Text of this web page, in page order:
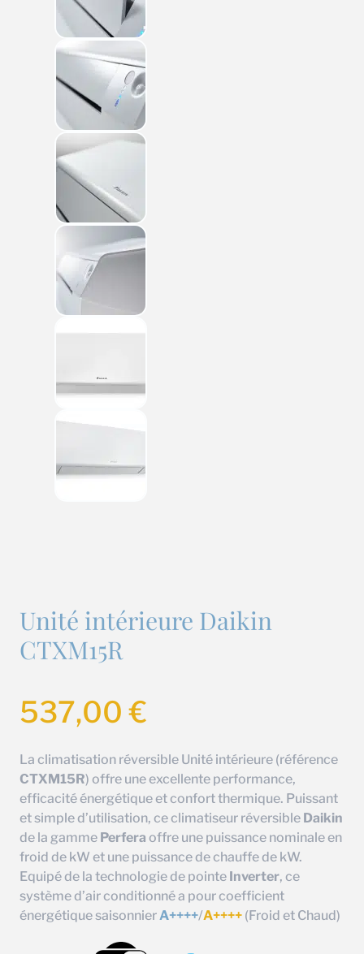
Unité intérieure Daikin
CTXM15R
537,00€
La climatisation réversible Unité intérieure (référence
CTXM15R) offre une excellente performance,
efficacité énergétique et confort thermique. Puissant
et simple d’utilisation, ce climatiseur réversible Daikin
de la gamme Perfera offre une puissance nominale en
froid de kW et une puissance de chauffe de kW.
Equipé de la technologie de pointe Inverter, ce
système d’air conditionné a pour coefficient
énergétique saisonnier A++++/A++++ (Froid et Chaud)